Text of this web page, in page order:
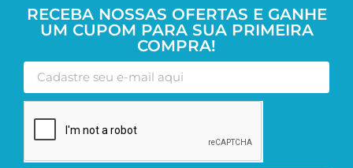
RECEBA NOSSAS OFERTAS E GANHE
UM CUPOM PARA SUA PRIMEIRA
COMPRA!